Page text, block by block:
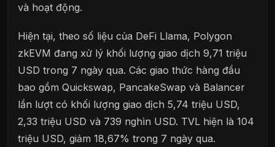
và hoạt động.
Hiện tại, theo số liệu của DeFi Llama, Polygon
zkEVM đang xử lý khối lượng giao dịch 9,71 triệu
USD trong 7 ngày qua. Các giao thức hàng đầu
bao gồm Quickswap, PancakeSwap và Balancer
lần lượt có khối lượng giao dịch 5,74 triệu USD,
2,33 triệu USD và 739 nghìn USD. TVL hiện là 104
triệu USD, giảm 18,67% trong 7 ngày qua.